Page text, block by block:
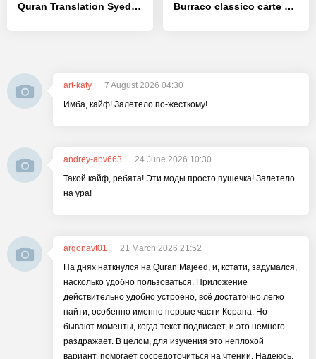
Quran Translation Syed Maududi - [Премиум версия] Burraco classico carte online
art-katy
7 August 2026 04:30
Имба, кайф! Залетело по-жесткому!
andrey-abv663
24 June 2026 10:30
Такой кайф, ребята! Эти моды просто пушечка! Залетело
на ура!
argonavt01
21 March 2026 21:52
На днях наткнулся на Quran Majeed, и, кстати, задумался,
насколько удобно пользоваться. Приложение
действительно удобно устроено, всё достаточно легко
найти, особенно именно первые части Корана. Но
бывают моменты, когда текст подвисает, и это немного
раздражает. В целом, для изучения это неплохой
вариант, помогает сосредоточиться на чтении. Надеюсь,